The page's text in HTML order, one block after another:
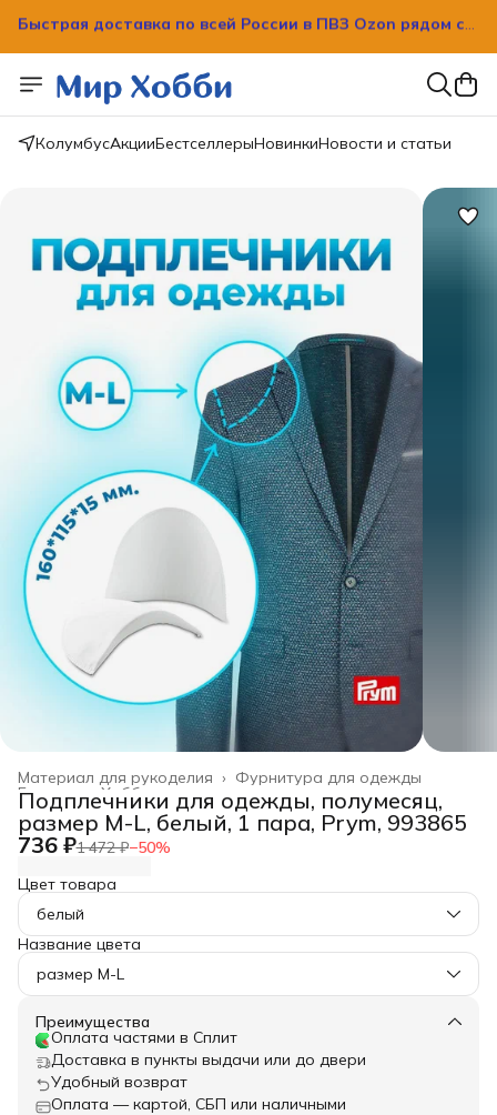
Быстрая доставка по всей России в ПВЗ Ozon рядом с
КолумбусАкцииБестселлерыНовинкиНовости и статьи
Фурнитура для одежды
Материал для рукоделия ›
Хобби и творчество ›
Главная ›
Подплечники для одежды, полумесяц,
размер M-L, белый, 1 пара, Prym, 993865
736 ₽1 472 ₽−50%
Цвет товара
белый
Название цвета
размер M-L
Преимущества
Оплата частями в Сплит
Доставка в пункты выдачи или до двери
Удобный возврат
Оплата — картой, СБП или наличными